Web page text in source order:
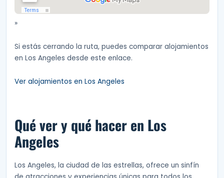
»
Si estás cerrando la ruta, puedes comparar alojamientos
en Los Angeles desde este enlace.
Ver alojamientos en Los Angeles
Qué ver y qué hacer en Los
Angeles
Los Angeles, la ciudad de las estrellas, ofrece un sinfín